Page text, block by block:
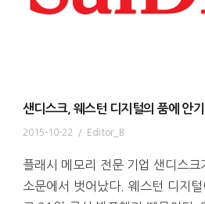
샌디스크, 웨스턴 디지털의 품에 안
2015-10-22 / Editor_B
플래시 메모리 전문 기업 샌디스크
소문에서 벗어났다. 웨스턴 디지